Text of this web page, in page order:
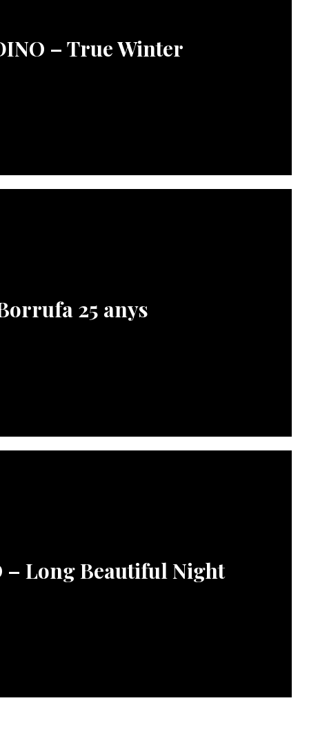
– True Winter
25 anys
– Long Beautiful Night